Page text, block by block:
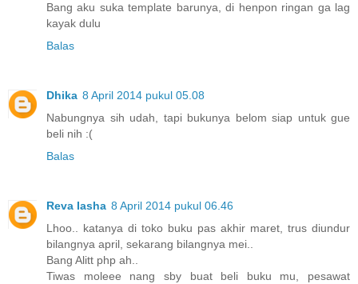
Bang aku suka template barunya, di henpon ringan ga lag
kayak dulu
Balas
Dhika 8 April 2014 pukul 05.08
Nabungnya sih udah, tapi bukunya belom siap untuk gue
beli nih :(
Balas
Reva Iasha 8 April 2014 pukul 06.46
Lhoo.. katanya di toko buku pas akhir maret, trus diundur
bilangnya april, sekarang bilangnya mei..
Bang Alitt php ah..
Tiwas moleee nang sby buat beli buku mu, pesawat